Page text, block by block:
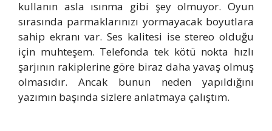
kullanın asla ısınma gibi şey olmuyor. Oyun
sırasında parmaklarınızı yormayacak boyutlara
sahip ekranı var. Ses kalitesi ise stereo olduğu
için muhteşem. Telefonda tek kötü nokta hızlı
şarjının rakiplerine göre biraz daha yavaş olmuş
olmasıdır. Ancak bunun neden yapıldığını
yazımın başında sizlere anlatmaya çalıştım.